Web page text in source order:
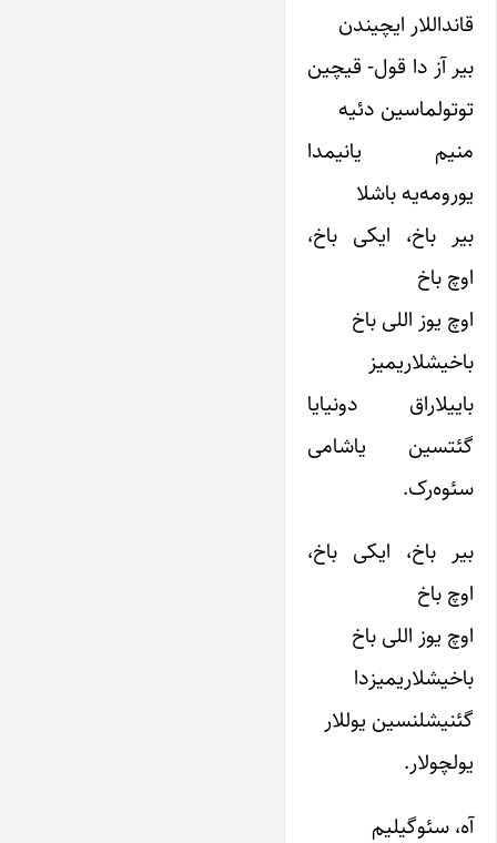
قانداللار ایچیندن
بیر آز دا قول- قیچین
توتولماسین دئیه
منیم یانیمدا
یورومه‌یه باشلا
بیر باخ، ایکی باخ،
اوچ باخ
اوچ یوز اللی باخ
باخیشلاریمیز
باییلا‌راق دونیایا
گئتسین یاشامی
سئوه‌رک.
بیر باخ، ایکی باخ،
اوچ باخ
اوچ یوز اللی باخ
باخیشلاریمیزدا
گئنیشلنسین یوللار
یولچولار.
آه، سئوگیلیم